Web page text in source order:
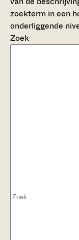
zoekterm in een
onderliggende
Zoek